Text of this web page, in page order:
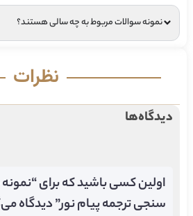
نمونه سوالات مربوط به چه سالی هستند؟
نظرات
دیدگاه‌ها
اولین کسی باشید که برای
سنجی ترجمه پیام نور” دیدگاه